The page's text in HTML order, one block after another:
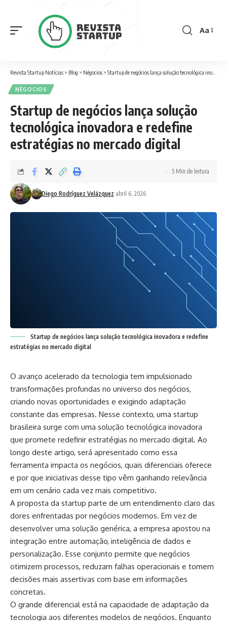
Font
Aa
Revista Startup Notícias > Blog > Négocios > Startup de negócios lança solução tecnológica inovadora e redefine estratégias no mercado digital
NÉGOCIOS
Startup de negócios lança solução
tecnológica inovadora e redefine
estratégias no mercado digital
Diego Rodríguez Velázquez abril 6, 2026
5 Min de leitura
Startup de negócios lança solução tecnológica inovadora e redefine
estratégias no mercado digital
O avanço acelerado da tecnologia tem impulsionado
transformações profundas no universo dos negócios,
criando novas oportunidades e exigindo adaptação
constante das empresas. Nesse contexto, uma startup
brasileira surge com uma solução tecnológica inovadora
que promete redefinir estratégias no mercado digital. Ao
longo deste artigo, será apresentado como essa
ferramenta impacta os negócios, quais diferenciais oferece
e por que iniciativas desse tipo vêm ganhando relevância
em um cenário cada vez mais competitivo.
A proposta da startup parte de um entendimento claro das
dores enfrentadas por negócios modernos. Em vez de
desenvolver uma solução genérica, a empresa apostou na
integração entre automação, inteligência de dados e
personalização. Esse conjunto permite que negócios
otimizem processos, reduzam falhas operacionais e tomem
decisões mais assertivas com base em informações
concretas.
O grande diferencial está na capacidade de adaptação da
tecnologia aos diferentes modelos de negócios. Enquanto